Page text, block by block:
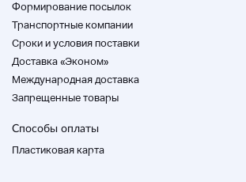
Формирование посылок
Транспортные компании
Cроки и условия поставки
Доставка «Эконом»
Международная доставка
Запрещенные товары
Способы оплаты
Пластиковая карта